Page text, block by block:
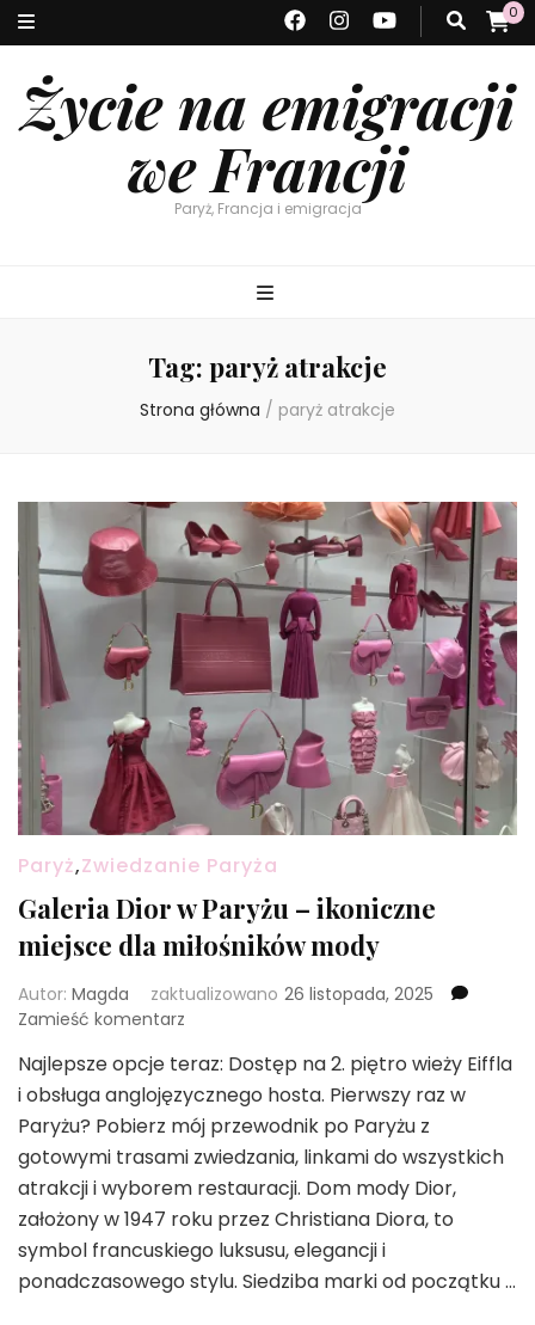
0
Życie na emigracji
we Francji
Paryż, Francja i emigracja
Tag: paryż atrakcje
Strona główna / paryż atrakcje
Paryż,Zwiedzanie Paryża
Galeria Dior w Paryżu – ikoniczne
miejsce dla miłośników mody
Autor: Magda zaktualizowano 26 listopada, 2025
Zamieść komentarz
Galeria
Dior
w
Paryżu
–
ikoniczne
miejsce
dla
miłośników
mody
Najlepsze opcje teraz: Dostęp na 2. piętro wieży Eiffla
i obsługa anglojęzycznego hosta. Pierwszy raz w
Paryżu? Pobierz mój przewodnik po Paryżu z
gotowymi trasami zwiedzania, linkami do wszystkich
atrakcji i wyborem restauracji. Dom mody Dior,
założony w 1947 roku przez Christiana Diora, to
symbol francuskiego luksusu, elegancji i
ponadczasowego stylu. Siedziba marki od początku …